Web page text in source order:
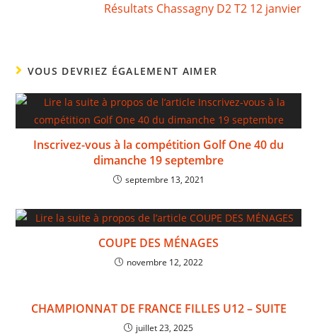
Résultats Chassagny D2 T2 12 janvier
VOUS DEVRIEZ ÉGALEMENT AIMER
Inscrivez-vous à la compétition Golf One 40 du
dimanche 19 septembre
septembre 13, 2021
COUPE DES MÉNAGES
novembre 12, 2022
CHAMPIONNAT DE FRANCE FILLES U12 – SUITE
juillet 23, 2025